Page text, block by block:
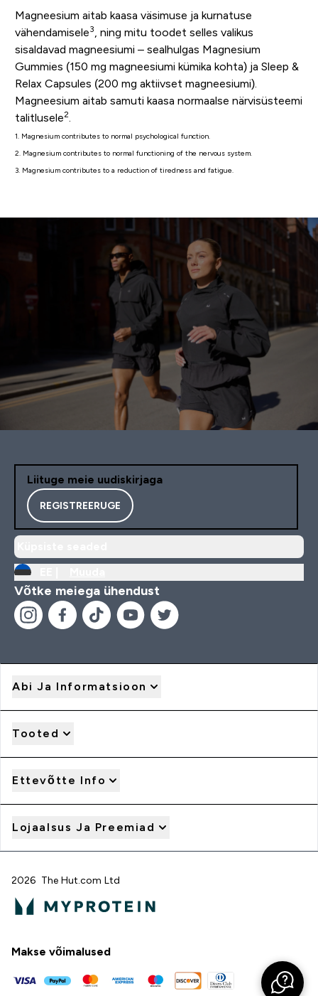
Magneesium aitab kaasa väsimuse ja kurnatuse
vähendamisele3
, ning mitu toodet selles valikus
sisaldavad magneesiumi – sealhulgas Magnesium
Gummies (150 mg magneesiumi kümika kohta) ja Sleep &
Relax Capsules (200 mg aktiivset magneesiumi).
Magneesium aitab samuti kaasa normaalse närvisüsteemi
talitlusele2.
1. Magnesium contributes to normal psychological function.
2. Magnesium contributes to normal functioning of the nervous system.
3. Magnesium contributes to a reduction of tiredness and fatigue.
Liituge meie uudiskirjaga
REGISTREERUGE
Võtke meiega ühendust
Abi Ja Informatsioon
Tooted
Ettevõtte Info
Lojaalsus Ja Preemiad
2026 The Hut.com Ltd
Makse võimalused